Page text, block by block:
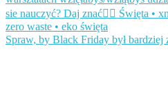
Spraw, by Black Friday był